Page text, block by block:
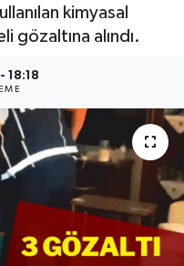
kimyasal
gözaltına alındı.
18:18